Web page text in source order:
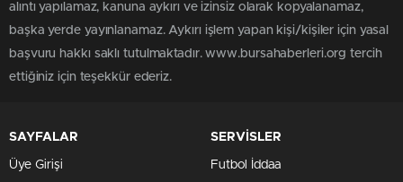
alıntı yapılamaz, kanuna aykırı ve izinsiz olarak kopyalanamaz,
başka yerde yayınlanamaz. Aykırı işlem yapan kişi/kişiler için yasal
başvuru hakkı saklı tutulmaktadır. www.bursahaberleri.org tercih
ettiğiniz için teşekkür ederiz.
SAYFALAR
Üye Girişi
SERVİSLER
Futbol İddaa